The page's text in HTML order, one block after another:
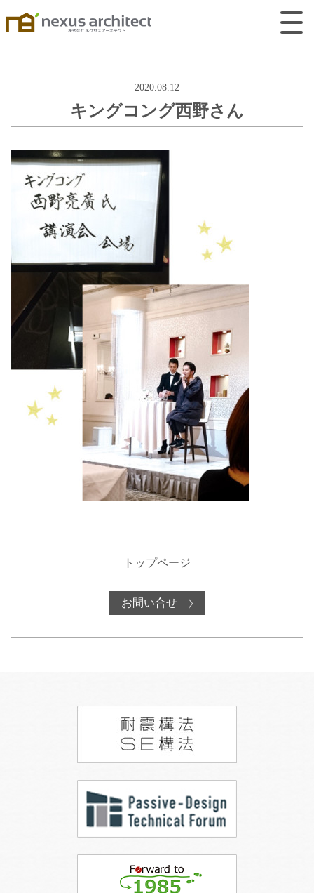
2020.08.12
キングコング西野さん
トップページ
お問い合せ